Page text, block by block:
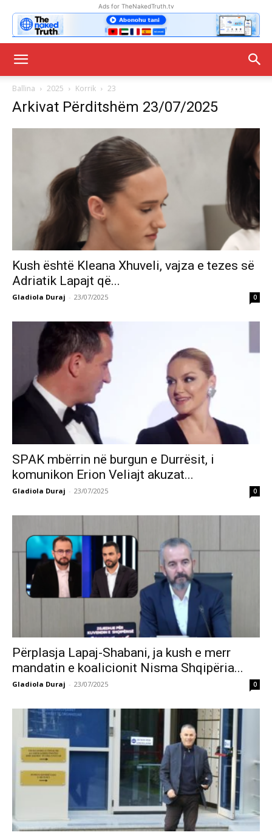
Ads for TheNakedTruth.tv
Ballina 2025 Korrik 23
Arkivat Përditshëm 23/07/2025
Kush është Kleana Xhuveli, vajza e tezes së
Adriatik Lapajt që...
Gladiola Duraj - 23/07/2025 0
SPAK mbërrin në burgun e Durrësit, i
komunikon Erion Veliajt akuzat...
Gladiola Duraj - 23/07/2025 0
Përplasja Lapaj-Shabani, ja kush e merr
mandatin e koalicionit Nisma Shqipëria...
Gladiola Duraj - 23/07/2025 0